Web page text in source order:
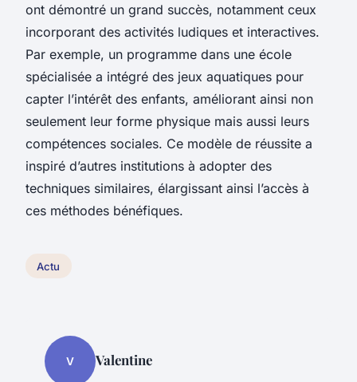
ont démontré un grand succès, notamment ceux
incorporant des activités ludiques et interactives.
Par exemple, un programme dans une école
spécialisée a intégré des jeux aquatiques pour
capter l’intérêt des enfants, améliorant ainsi non
seulement leur forme physique mais aussi leurs
compétences sociales. Ce modèle de réussite a
inspiré d’autres institutions à adopter des
techniques similaires, élargissant ainsi l’accès à
ces méthodes bénéfiques.
Actu
V Valentine